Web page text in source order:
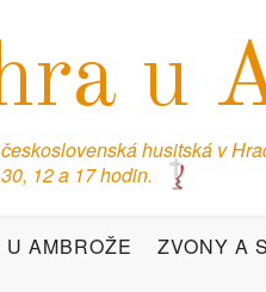
u
husitská v
12 a 17 hodin.
AMBROŽE ZVONY A